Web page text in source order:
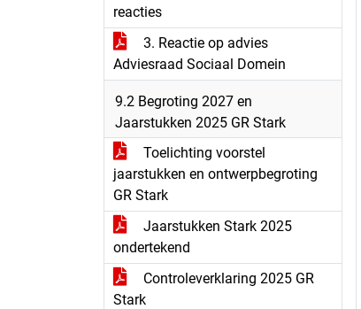
reacties
3. Reactie op advies
Adviesraad Sociaal Domein
9.2 Begroting 2027 en
Jaarstukken 2025 GR Stark
Toelichting voorstel
jaarstukken en ontwerpbegroting
GR Stark
Jaarstukken Stark 2025
ondertekend
Controleverklaring 2025 GR
Stark